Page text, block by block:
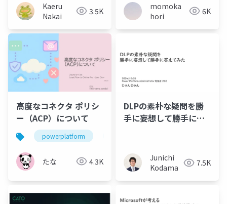
Kaeru
Nakai
3.5K
momoka
hori
6K
高度なコネクタ ポリシ
ー（ACP）について
powerplatform
たな 4.3K
DLPの素朴な疑問を勝
手に妄想して勝手に答
Junichi
Kodama
7.5K